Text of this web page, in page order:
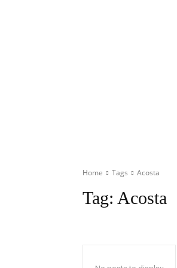
Home Tags Acosta
Tag: Acosta